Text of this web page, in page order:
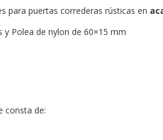
para puertas correderas rústicas en
Polea de nylon de 60×15 mm
consta de: